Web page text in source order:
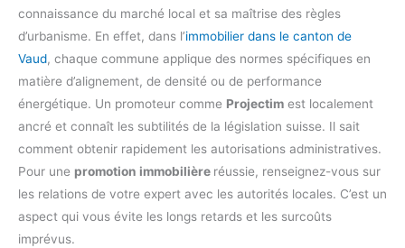
connaissance du marché local et sa maîtrise des règles
d’urbanisme. En effet, dans l’immobilier dans le canton de
Vaud, chaque commune applique des normes spécifiques en
matière d’alignement, de densité ou de performance
énergétique. Un promoteur comme Projectim est localement
ancré et connaît les subtilités de la législation suisse. Il sait
comment obtenir rapidement les autorisations administratives.
Pour une promotion immobilière réussie, renseignez-vous sur
les relations de votre expert avec les autorités locales. C’est un
aspect qui vous évite les longs retards et les surcoûts
imprévus.